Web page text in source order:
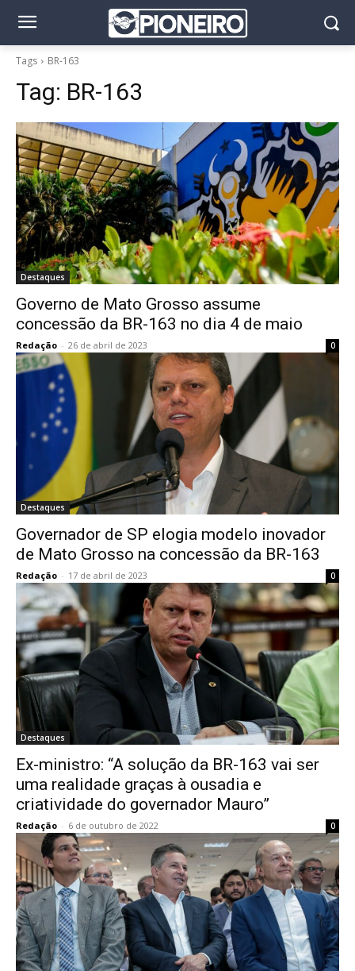
Tags BR-163
Tag: BR-163
Destaques
Governo de Mato Grosso assume
concessão da BR-163 no dia 4 de maio
Redação - 26 de abril de 2023 0
Destaques
Governador de SP elogia modelo inovador
de Mato Grosso na concessão da BR-163
Redação - 17 de abril de 2023 0
Destaques
Ex-ministro: “A solução da BR-163 vai ser
uma realidade graças à ousadia e
criatividade do governador Mauro”
Redação - 6 de outubro de 2022 0